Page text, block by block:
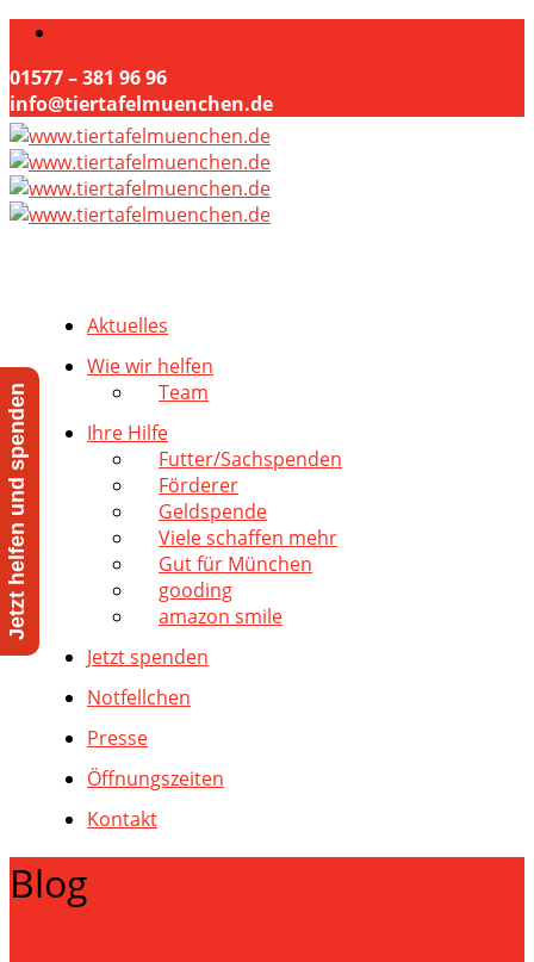
01577 – 381 96 96
info@tiertafelmuenchen.de
Aktuelles
Wie wir helfen
Team
Ihre Hilfe
Futter/Sachspenden
Förderer
Geldspende
Viele schaffen mehr
Gut für München
gooding
amazon smile
Jetzt spenden
Notfellchen
Presse
Öffnungszeiten
Kontakt
Blog
Jetzt helfen und spenden